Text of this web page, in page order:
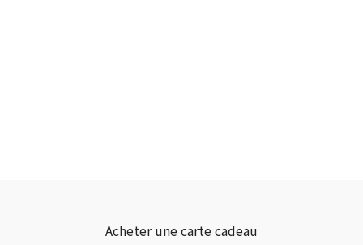
Acheter une carte cadeau